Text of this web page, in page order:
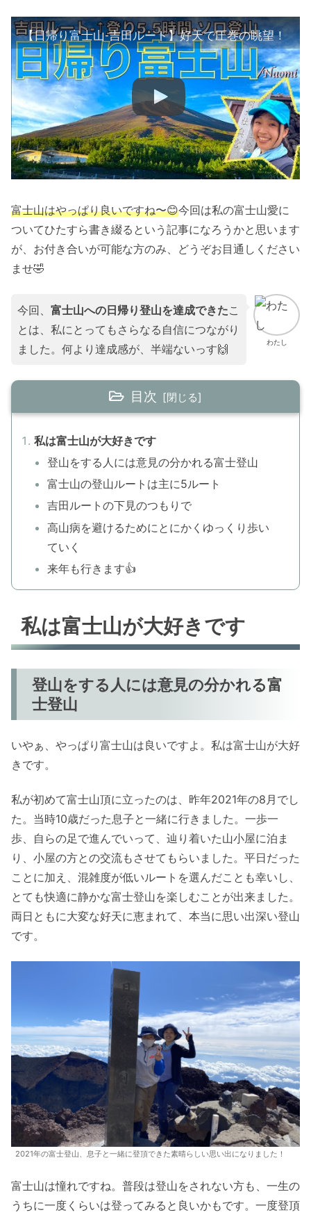
【日帰り富士山-吉田ルート】好天で圧巻の眺望！
富士山はやっぱり良いですね〜😊今回は私の富士山愛に
ついてひたすら書き綴るという記事になろうかと思います
が、お付き合いが可能な方のみ、どうぞお目通しください
ませ🤣
わたし
今回、 富士山への日帰り登山を達成できたこ
とは、私にとってもさらなる自信につながり
ました。何より達成感が、半端ないっす🙌
目次
私は富士山が大好きです
登山をする人には意見の分かれる富士登山
富士山の登山ルートは主に5ルート
吉田ルートの下見のつもりで
高山病を避けるためにとにかくゆっくり歩い
ていく
来年も行きます👍
私は富士山が大好きです
登山をする人には意見の分かれる富
士登山
いやぁ、やっぱり富士山は良いですよ。私は富士山が大好
きです。
私が初めて富士山頂に立ったのは、昨年2021年の8月でし
た。当時10歳だった息子と一緒に行きました。一歩一
歩、自らの足で進んでいって、辿り着いた山小屋に泊ま
り、小屋の方との交流もさせてもらいました。平日だった
ことに加え、混雑度が低いルートを選んだことも幸いし、
とても快適に静かな富士登山を楽しむことが出来ました。
両日ともに大変な好天に恵まれて、本当に思い出深い登山
です。
2021年の富士登山、息子と一緒に登頂できた素晴らしい思い出になりました！
富士山は憧れですね。普段は登山をされない方も、一生の
うちに一度くらいは登ってみると良いかもです。一度登頂